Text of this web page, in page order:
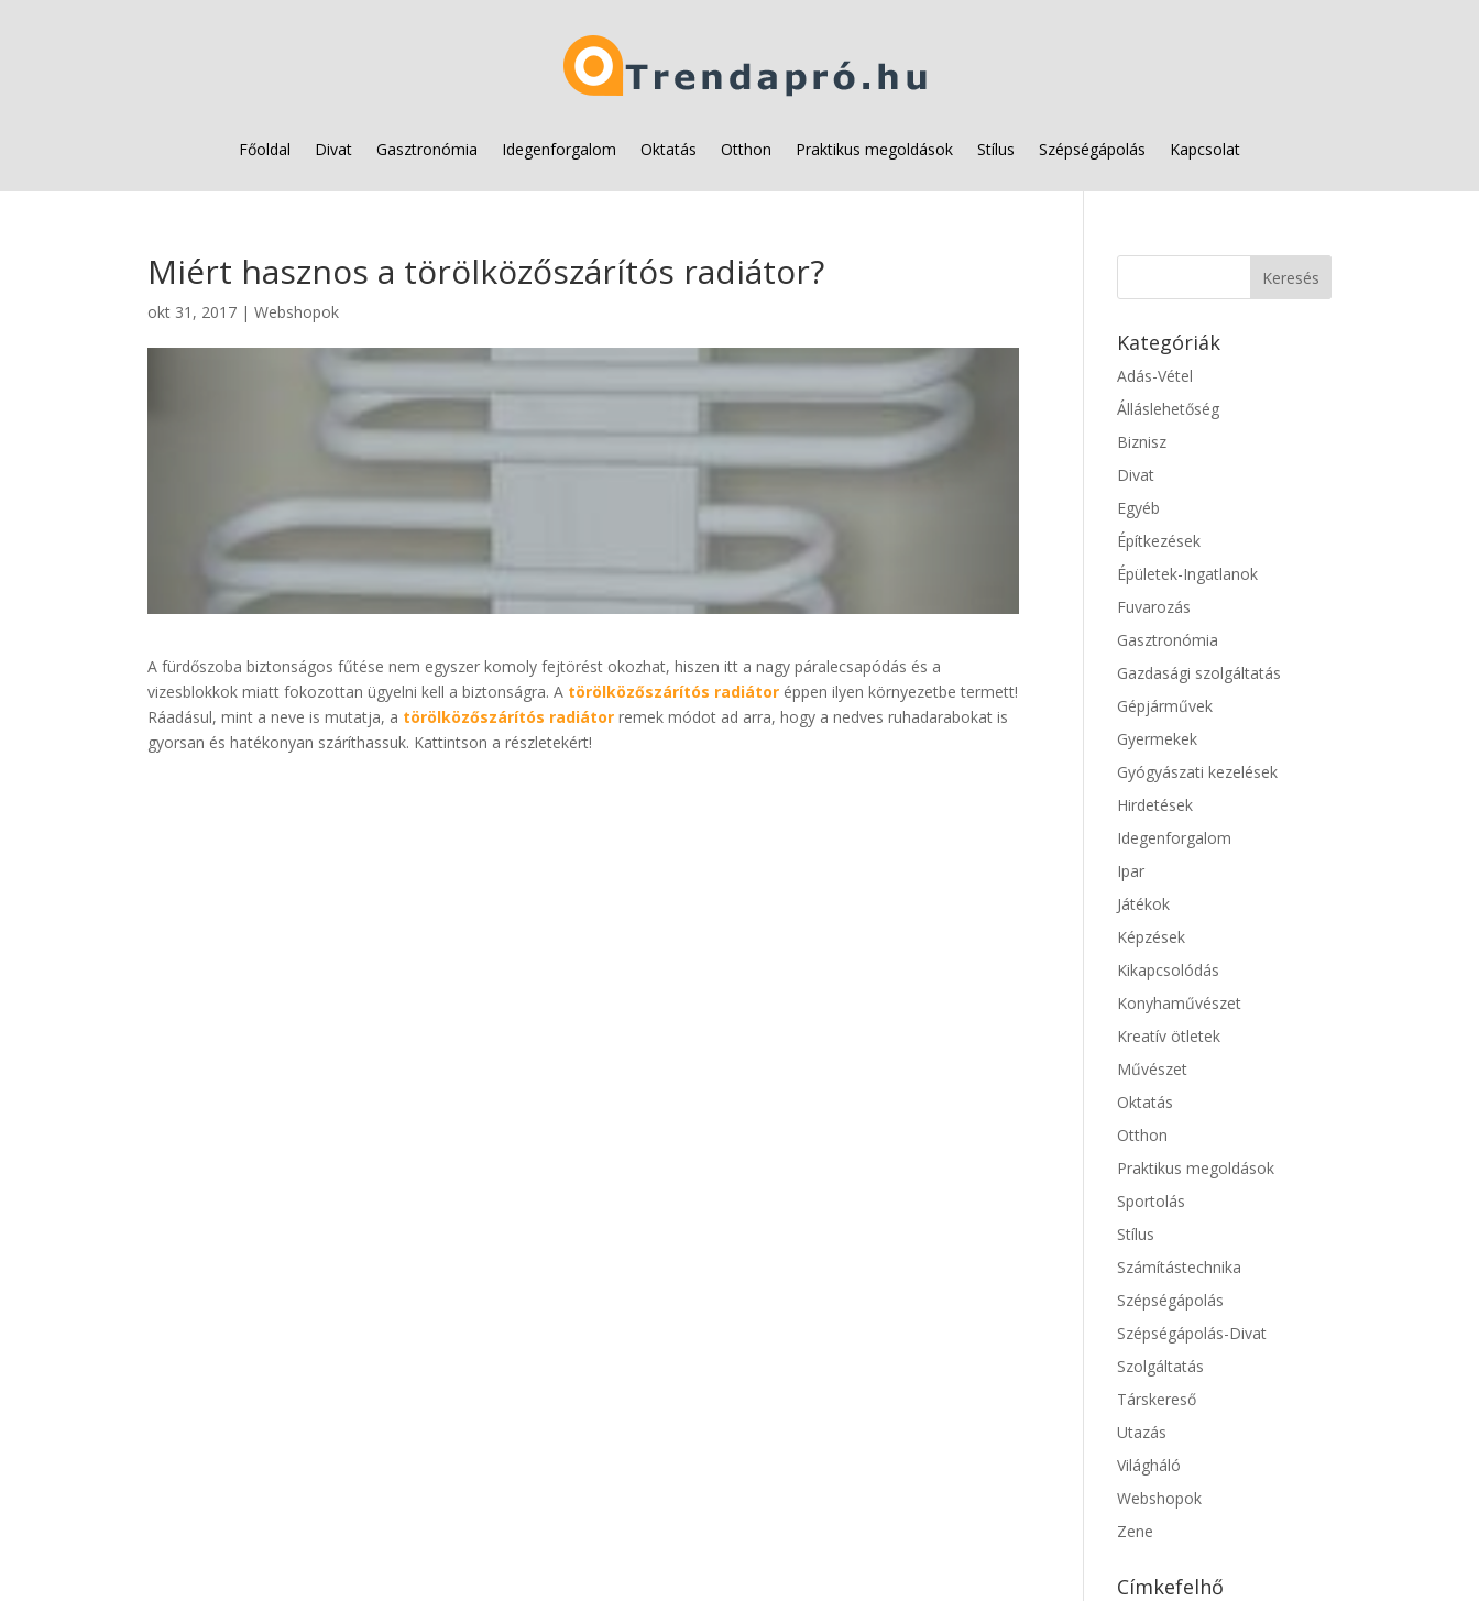
Főoldal Divat Gasztronómia Idegenforgalom Oktatás Otthon Praktikus megoldások Stílus Szépségápolás Kapcsolat
Miért hasznos a törölközőszárítós radiátor?
okt 31, 2017 |Webshopok
A fürdőszoba biztonságos fűtése nem egyszer komoly fejtörést okozhat, hiszen itt a nagy páralecsapódás és a
vizesblokkok miatt fokozottan ügyelni kell a biztonságra. A törölközőszárítós radiátor éppen ilyen környezetbe termett!
Ráadásul, mint a neve is mutatja, a törölközőszárítós radiátor remek módot ad arra, hogy a nedves ruhadarabokat is
gyorsan és hatékonyan száríthassuk. Kattintson a részletekért!
Kategóriák
Adás-Vétel
Álláslehetőség
Biznisz
Divat
Egyéb
Építkezések
Épületek-Ingatlanok
Fuvarozás
Gasztronómia
Gazdasági szolgáltatás
Gépjárművek
Gyermekek
Gyógyászati kezelések
Hirdetések
Idegenforgalom
Ipar
Játékok
Képzések
Kikapcsolódás
Konyhaművészet
Kreatív ötletek
Művészet
Oktatás
Otthon
Praktikus megoldások
Sportolás
Stílus
Számítástechnika
Szépségápolás
Szépségápolás-Divat
Szolgáltatás
Társkereső
Utazás
Világháló
Webshopok
Zene
Címkefelhő